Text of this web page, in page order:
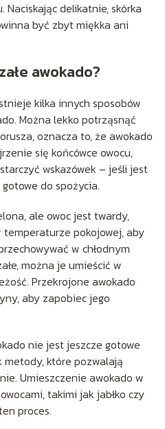
delikatnie, skórka
być zbyt miękka ani
awokado?
kilka innych sposobów
Można lekko potrząsnąć
oznacza to, że awokado
się końcówce owocu,
wskazówek – jeśli jest
do spożycia.
ale owoc jest twardy,
pokojowej, aby
w chłodnym
można je umieścić w
Przekrojone awokado
aby zapobiec jego
nie jest jeszcze gotowe
które pozwalają
Umieszczenie awokado w
takimi jak jabłko czy
proces.